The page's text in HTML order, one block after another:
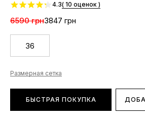
4.3( 10 оценок )
6590 грн3847 грн
36
Размерная сетка
БЫСТРАЯ ПОКУПКА